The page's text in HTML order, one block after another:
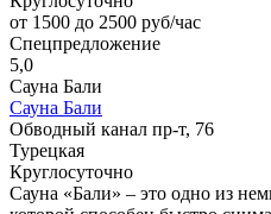
от 1500 до 2500 руб/час
Спецпредложение
5,0
Сауна Бали
Сауна Бали
Обводный канал пр-т, 76
Турецкая
Круглосуточно
Сауна «Бали» – это одно из